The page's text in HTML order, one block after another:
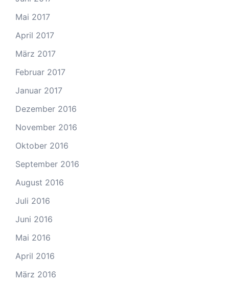
Mai 2017
April 2017
März 2017
Februar 2017
Januar 2017
Dezember 2016
November 2016
Oktober 2016
September 2016
August 2016
Juli 2016
Juni 2016
Mai 2016
April 2016
März 2016